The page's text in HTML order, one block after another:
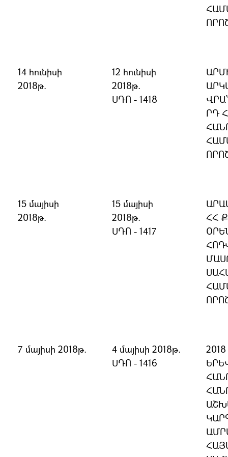
14 հունիսի
2018թ.
12 հունիսի
2018թ.
ՍԴՈ - 1418
ՐԴ
15 մայիսի
2018թ.
15 մայիսի
2018թ.
ՍԴՈ - 1417
ՀՀ
7 մայիսի 2018թ.
4 մայիսի 2018թ.
ՍԴՈ - 1416